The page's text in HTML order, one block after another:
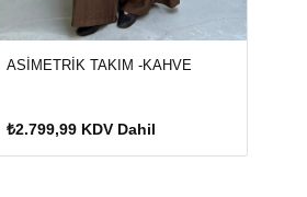
ASİMETRİK TAKIM -KAHVE
₺2.799,99 KDV Dahil